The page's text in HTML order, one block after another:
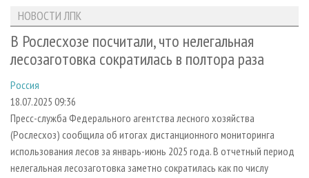
ЛЕСОЗАГОТОВКА
ЛЕСОПИЛЕНИЕ
СУШКА ДРЕВЕСИНЫ
ПРОИЗВОДСТВО ДРЕВЕСНЫХ ПЛИТ
ДЕРЕВЯННОЕ ДОМОСТРОЕНИЕ
ПРОИЗВОДСТВО МЕБЕЛИ
НОВОСТИ ЛПК
НОВОСТИ ЖУРНАЛА
ПРОЕКТЫ ЛПИ
АНАЛИТИКА
ПРЕДПРИЯТИЯ ЛПК
ПЕРСОНЫ
МОБИЛЬНЫЕ ВЫСТАВКИ
ОФИЦИАЛЬНЫЕ ДЕЛЕГАЦИИ
ПРИОРИТЕТНЫЕ ИНВЕСТПРОЕКТЫ
АРХИВ
АРХИВ ЖУРНАЛОВ
О ЖУРНАЛЕ
КОНТАКТЫ
РЕКЛАМОДАТЕЛЯМ
РЕКЛАМА
РЕКЛАМА НА САЙТЕ
НОВОСТИ ЛПК
В Рослесхозе посчитали, что нелегальная
лесозаготовка сократилась в полтора раза
Россия
18.07.2025 09:36
Пресс-служба Федерального агентства лесного хозяйства
(Рослесхоз) сообщила об итогах дистанционного мониторинга
использования лесов за январь-июнь 2025 года. В отчетный период
нелегальная лесозаготовка заметно сократилась как по числу